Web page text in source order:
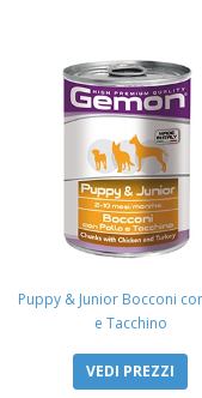
Puppy & Junior Bocconi
e Tacchino
VEDI PREZZI